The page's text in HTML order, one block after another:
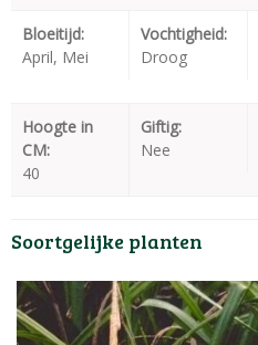
Bloeitijd:
April, Mei
Vochtigheid:
Droog
Hoogte in
CM:
40
Giftig:
Nee
Soortgelijke planten